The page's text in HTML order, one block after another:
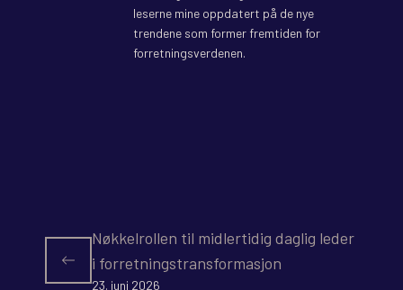
leserne mine oppdatert på de nye
trendene som former fremtiden for
forretningsverdenen.
Nøkkelrollen til midlertidig daglig leder
i forretningstransformasjon
23. juni 2026